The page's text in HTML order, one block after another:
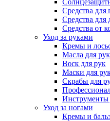
Средства для
Средства для
Средства от
Уход за руками
Кремы и
Масла для рук
Воск для рук
Маски для
Скрабы для
Инструменты
Уход за ногами
Кремы и